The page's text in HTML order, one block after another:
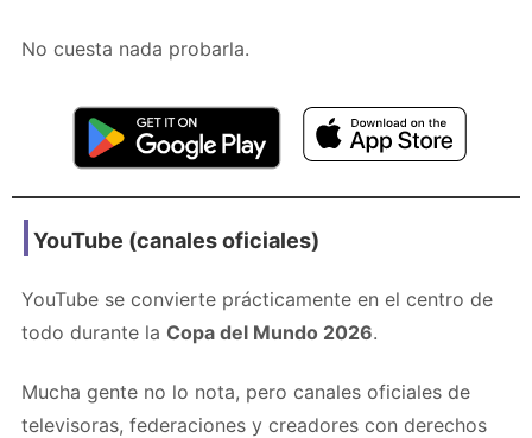
No cuesta nada probarla.
YouTube (canales oficiales)
YouTube se convierte prácticamente en el centro de
todo durante la Copa del Mundo 2026.
Mucha gente no lo nota, pero canales oficiales de
televisoras, federaciones y creadores con derechos